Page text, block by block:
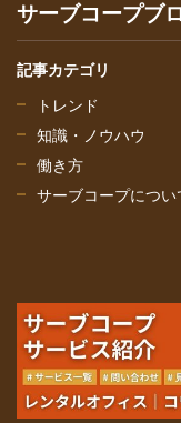
サーブコープブ
記事カテゴリ
トレンド
知識・ノウハウ
働き方
サーブコープについ